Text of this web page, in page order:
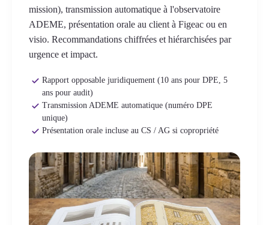
mission), transmission automatique à l'observatoire
ADEME, présentation orale au client à Figeac ou en
visio. Recommandations chiffrées et hiérarchisées par
urgence et impact.
Rapport opposable juridiquement (10 ans pour DPE, 5
ans pour audit)
Transmission ADEME automatique (numéro DPE
unique)
Présentation orale incluse au CS / AG si copropriété